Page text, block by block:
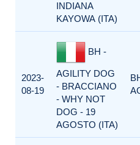
INDIANA
KAYOWA (ITA)
2023-
08-19
BH -
AGILITY DOG
- BRACCIANO
- WHY NOT
DOG - 19
AGOSTO (ITA)